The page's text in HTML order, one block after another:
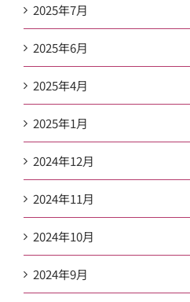
2025年7月
2025年6月
2025年4月
2025年1月
2024年12月
2024年11月
2024年10月
2024年9月